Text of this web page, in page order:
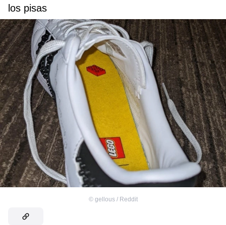
los pisas
© gellous / Reddit